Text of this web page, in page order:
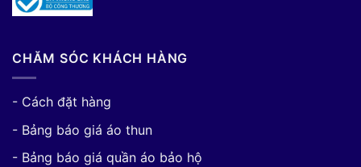
CHĂM SÓC KHÁCH HÀNG
- Cách đặt hàng
- Bảng báo giá áo thun
- Bảng báo giá quần áo bảo hộ